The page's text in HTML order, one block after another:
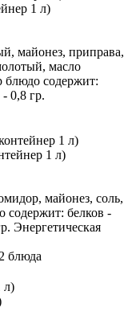
1 л)
майонез, приправа,
масло
блюдо содержит:
0,8 гр.
1 л)
майонез, соль,
содержит: белков -
Энергетическая
блюда